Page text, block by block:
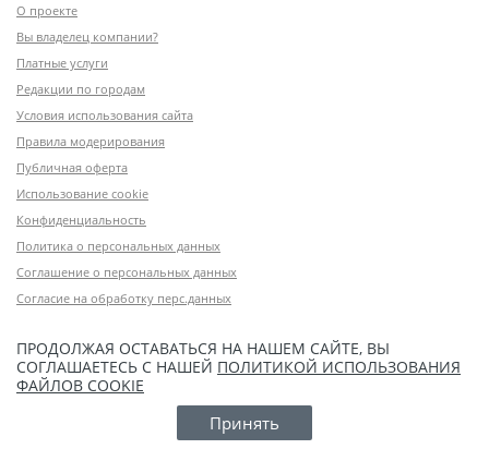
О проекте
Вы владелец компании?
Платные услуги
Редакции по городам
Условия использования сайта
Правила модерирования
Публичная оферта
Использование cookie
Конфиденциальность
Политика о персональных данных
Соглашение о персональных данных
Согласие на обработку перс.данных
ПРОДОЛЖАЯ ОСТАВАТЬСЯ НА НАШЕМ САЙТЕ, ВЫ
СОГЛАШАЕТЕСЬ С НАШЕЙ ПОЛИТИКОЙ ИСПОЛЬЗОВАНИЯ
ФАЙЛОВ COOKIE
Принять